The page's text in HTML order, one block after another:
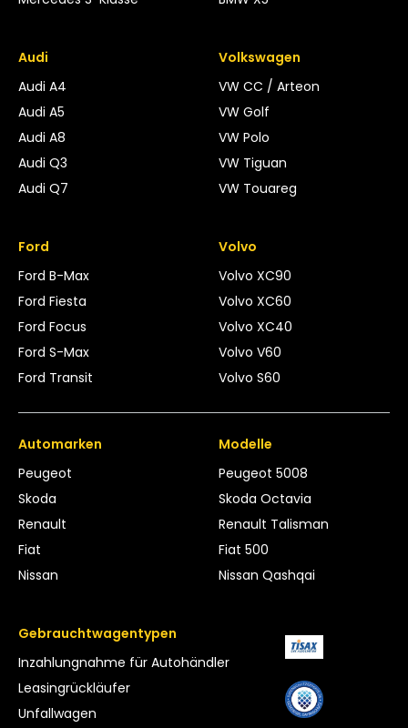
Audi
Audi A4
Audi A5
Audi A8
Audi Q3
Audi Q7
Volkswagen
VW CC / Arteon
VW Golf
VW Polo
VW Tiguan
VW Touareg
Ford
Ford B-Max
Ford Fiesta
Ford Focus
Ford S-Max
Ford Transit
Volvo
Volvo XC90
Volvo XC60
Volvo XC40
Volvo V60
Volvo S60
Automarken
Peugeot
Skoda
Renault
Fiat
Nissan
Modelle
Peugeot 5008
Skoda Octavia
Renault Talisman
Fiat 500
Nissan Qashqai
Gebrauchtwagentypen
Inzahlungnahme für Autohändler
Leasing­rückläufer
Unfallwagen